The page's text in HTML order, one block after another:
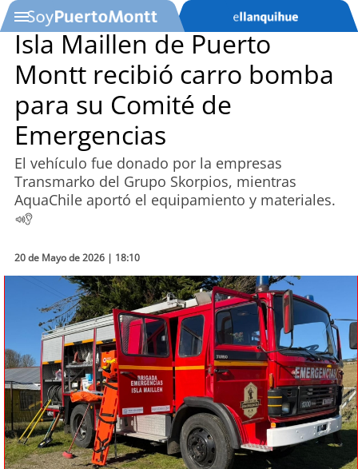
Podcast
Actualidad
Entretención
Economía
Deportes
Tecnología
Sostenibilidad
soychile
soyarica
Isla Maillen de Puerto
Montt recibió carro bomba
para su Comité de
Emergencias
El vehículo fue donado por la empresas
Transmarko del Grupo Skorpios, mientras
AquaChile aportó el equipamiento y materiales.
20 de Mayo de 2026 | 18:10